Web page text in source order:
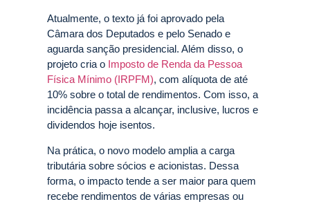
Atualmente, o texto já foi aprovado pela
Câmara dos Deputados e pelo Senado e
aguarda sanção presidencial. Além disso, o
projeto cria o Imposto de Renda da Pessoa
Física Mínimo (IRPFM), com alíquota de até
10% sobre o total de rendimentos. Com isso, a
incidência passa a alcançar, inclusive, lucros e
dividendos hoje isentos.
Na prática, o novo modelo amplia a carga
tributária sobre sócios e acionistas. Dessa
forma, o impacto tende a ser maior para quem
recebe rendimentos de várias empresas ou